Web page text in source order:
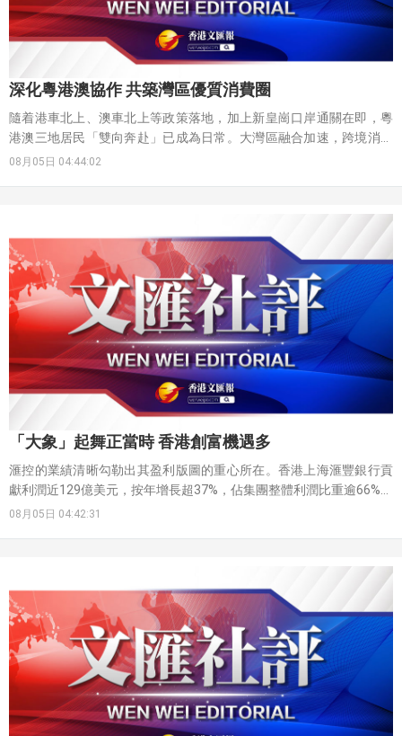
深化粵港澳協作 共築灣區優質消費圈
隨着港車北上、澳車北上等政策落地，加上新皇崗口岸通關在即，粵
港澳三地居民「雙向奔赴」已成為日常。大灣區融合加速，跨境消費
頻密，消費權益保障更受關注。消委會數據顯示，2025年香港消費者
域，消費規則存在差異，過去消費者遭遇跨境糾紛，往往面臨投訴無
門、維權成本高的難題。
08月05日 04:44:02
「大象」起舞正當時 香港創富機遇多
滙控的業績清晰勾勒出其盈利版圖的重心所在。香港上海滙豐銀行貢
獻利潤近129億美元，按年增長超37%，佔集團整體利潤比重逾66%。
連同內地業務成功扭虧為盈、錄得稅前盈利近18.4億美元，整個大中
08月05日 04:42:31